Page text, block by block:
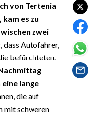
von Tertenia
es zu
zwei
dass Autofahrer,
befürchteten.
lange
die auf
mit schweren